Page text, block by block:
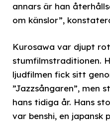
annars är han
om känslor”,
Kurosawa var djupt
stumfilmstraditionen.
ljudfilmen fick sitt
”Jazzsångaren”, men
hans tidiga år. Hans
var benshi, en